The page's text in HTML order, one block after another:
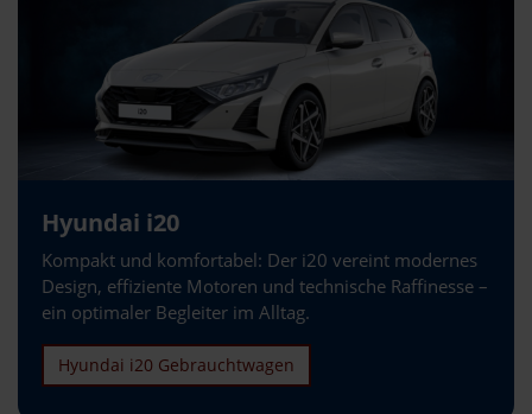
Hyundai i20
Kompakt und komfortabel: Der i20 vereint modernes
Design, effiziente Motoren und technische Raffinesse –
ein optimaler Begleiter im Alltag.
Hyundai i20 Gebrauchtwagen